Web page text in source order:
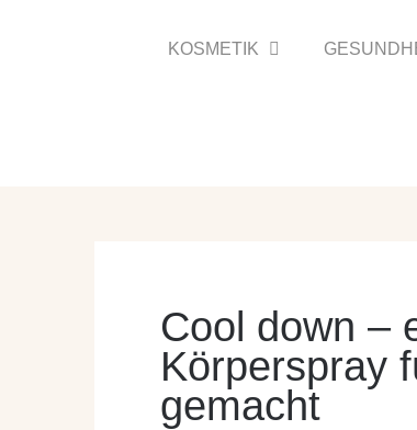
KOSMETIK
Cool down –
Körperspray
gemacht